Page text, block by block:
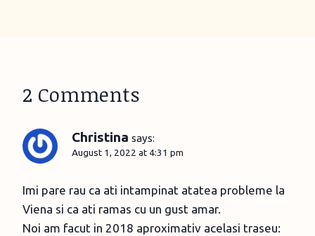
2 Comments
Christina says:
August 1, 2022 at 4:31 pm
Imi pare rau ca ati intampinat atatea probleme la
Viena si ca ati ramas cu un gust amar.
Noi am facut in 2018 aproximativ acelasi traseu: